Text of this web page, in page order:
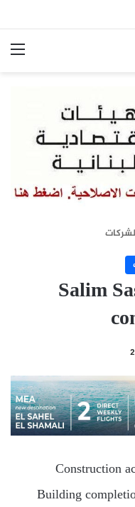
Salim
Construction
Building